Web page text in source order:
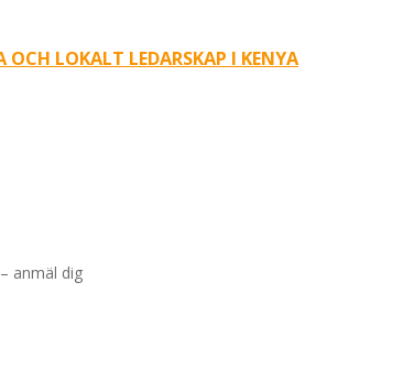
LOKALT LEDARSKAP I KENYA
anmäl dig